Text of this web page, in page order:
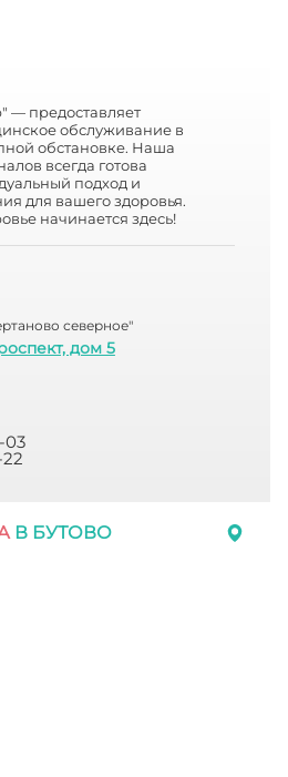
— предоставляет
обслуживание в
обстановке. Наша
всегда готова
подход и
для вашего здоровья.
начинается здесь!
северное"
дом 5
03
В БУТОВО